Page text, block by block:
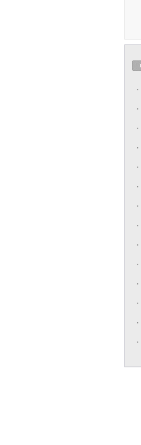
ㆍ
ㆍ
ㆍ
ㆍ
ㆍ
ㆍ
ㆍ
ㆍ
ㆍ
ㆍ
ㆍ
ㆍ
ㆍ
ㆍ